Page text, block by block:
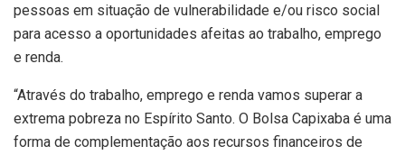
pessoas em situação de vulnerabilidade e/ou risco social
para acesso a oportunidades afeitas ao trabalho, emprego
e renda.
“Através do trabalho, emprego e renda vamos superar a
extrema pobreza no Espírito Santo. O Bolsa Capixaba é uma
forma de complementação aos recursos financeiros de